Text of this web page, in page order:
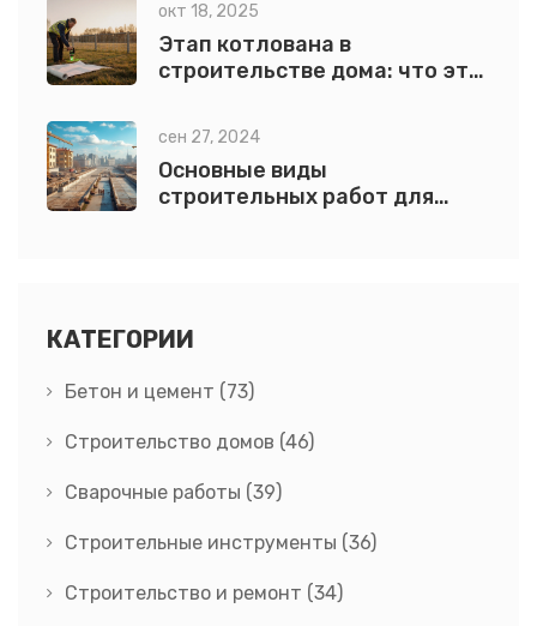
окт 18, 2025
Этап котлована в
строительстве дома: что это
сен 27, 2024
Основные виды
строительных работ для
КАТЕГОРИИ
Бетон и цемент (73)
Строительство домов (46)
Сварочные работы (39)
Строительные инструменты (36)
Строительство и ремонт (34)